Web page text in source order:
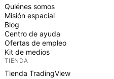
Quiénes somos
Misión espacial
Blog
Centro de ayuda
Ofertas de empleo
Kit de medios
TIENDA
Tienda TradingView